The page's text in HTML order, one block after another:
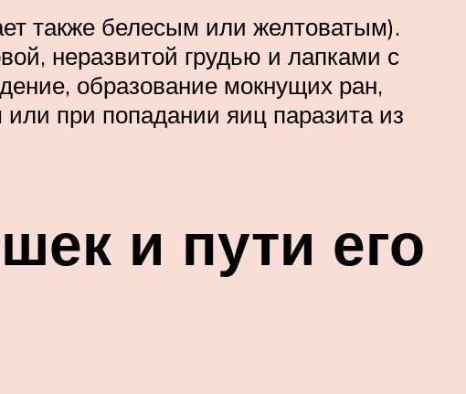
также белесым или желтоватым).
неразвитой грудью и лапками с
образование мокнущих ран,
при попадании яиц паразита из
и пути его